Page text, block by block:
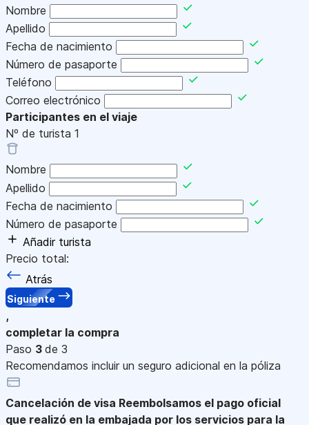
Nombre
Apellido
Fecha de nacimiento
Número de pasaporte
Teléfono
Correo electrónico
Participantes en el viaje
Nº de turista 1
Nombre
Apellido
Fecha de nacimiento
Número de pasaporte
Añadir turista
Precio total:
Atrás
Siguiente
,
completar la compra
Paso 3 de 3
Recomendamos incluir un seguro adicional en la póliza
Cancelación de visa Reembolsamos el pago oficial
que realizó en la embajada por los servicios para la